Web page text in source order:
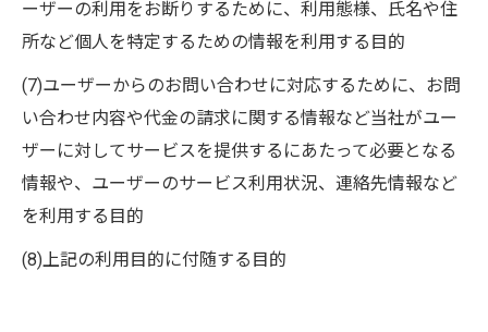
ーザーの利用をお断りするために、利用態様、氏名や住
所など個人を特定するための情報を利用する目的
(7)ユーザーからのお問い合わせに対応するために、お問
い合わせ内容や代金の請求に関する情報など当社がユー
ザーに対してサービスを提供するにあたって必要となる
情報や、ユーザーのサービス利用状況、連絡先情報など
を利用する目的
(8)上記の利用目的に付随する目的